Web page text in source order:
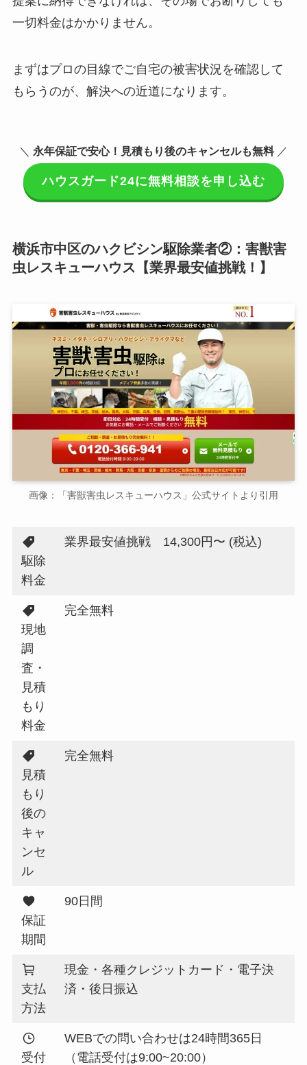
一切料金はかかりません。
まずはプロの目線でご自宅の被害状況を確認して
もらうのが、解決への近道になります。
＼ 永年保証で安心！見積もり後のキャンセルも無料／
ハウスガード24に無料相談を申し込む
横浜市中区のハクビシン駆除業者②：害獣害
虫レスキューハウス【業界最安値挑戦！】
画像：「害獣害虫レスキューハウス」公式サイトより引用
駆除
料金
業界最安値挑戦 14,300円〜 (税込)
現地
調
査・
見積
もり
料金
完全無料
見積
もり
後の
キャ
ンセ
ル
完全無料
保証
期間
90日間
支払
方法
現金・各種クレジットカード・電子決
済・後日振込
受付
WEBでの問い合わせは24時間365日
（電話受付は9:00~20:00）